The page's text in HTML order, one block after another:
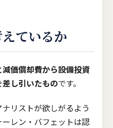
ているか
価償却費から設備投資
し引いたものです。
リストが欲しがるよう
レン・バフェットは認